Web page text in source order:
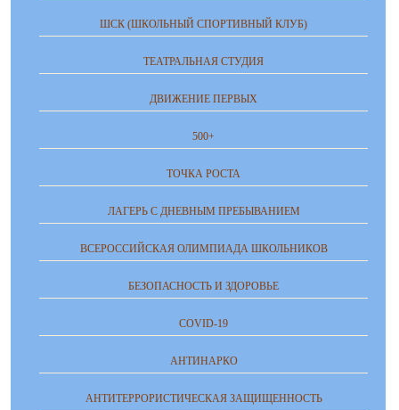
ШСК (ШКОЛЬНЫЙ СПОРТИВНЫЙ КЛУБ)
ТЕАТРАЛЬНАЯ СТУДИЯ
ДВИЖЕНИЕ ПЕРВЫХ
500+
ТОЧКА РОСТА
ЛАГЕРЬ С ДНЕВНЫМ ПРЕБЫВАНИЕМ
ВСЕРОССИЙСКАЯ ОЛИМПИАДА ШКОЛЬНИКОВ
БЕЗОПАСНОСТЬ И ЗДОРОВЬЕ
COVID-19
АНТИНАРКО
АНТИТЕРРОРИСТИЧЕСКАЯ ЗАЩИЩЕННОСТЬ